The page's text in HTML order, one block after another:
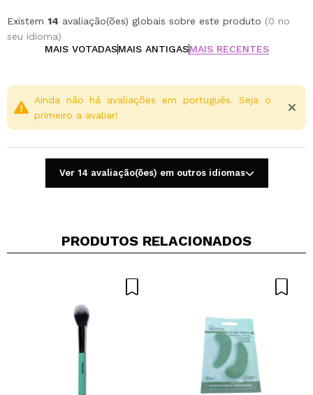
Existem 14 avaliação(ões) globais sobre este produto (0 no
seu idioma)
MAIS VOTADASMAIS ANTIGASMAIS RECENTES
Compartilhar um vídeo ou uma foto
Recomenda esta compra?
Ainda não há avaliações em português. Seja o
primeiro a avaliar!
Ver 14 avaliação(ões) em outros idiomas
PRODUTOS RELACIONADOS